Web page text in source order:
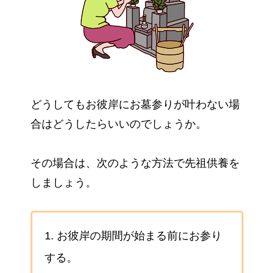
どうしてもお彼岸にお墓参りが叶わない場
合はどうしたらいいのでしょうか。
その場合は、次のような方法で先祖供養を
しましょう。
1. お彼岸の期間が始まる前にお参り
する。